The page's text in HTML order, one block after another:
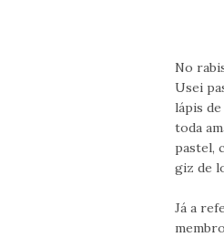
No
Usei
lápis
toda
pastel,
giz de
Já a